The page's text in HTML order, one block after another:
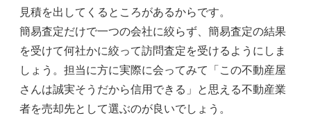
見積を出してくるところがあるからです。
簡易査定だけで一つの会社に絞らず、簡易査定の結果
を受けて何社かに絞って訪問査定を受けるようにしま
しょう。担当に方に実際に会ってみて「この不動産屋
さんは誠実そうだから信用できる」と思える不動産業
者を売却先として選ぶのが良いでしょう。